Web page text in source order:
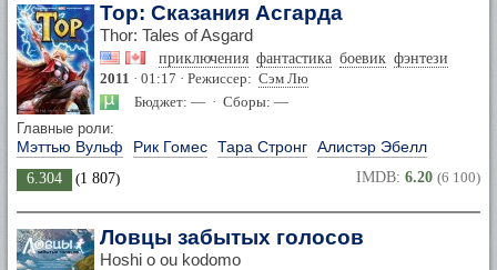
Тор: Сказания Асгарда
Thor: Tales of Asgard
приключения фантастика боевик фэнтези
2011 · 01:17 · Режиссер: Сэм Лю
Бюджет: — · Сборы: —
Главные роли:
Мэттью Вульф Рик Гомес Тара Стронг Алистэр Эбелл
6.304 (1 807) IMDB: 6.20 (6 100)
Ловцы забытых голосов
Hoshi o ou kodomo